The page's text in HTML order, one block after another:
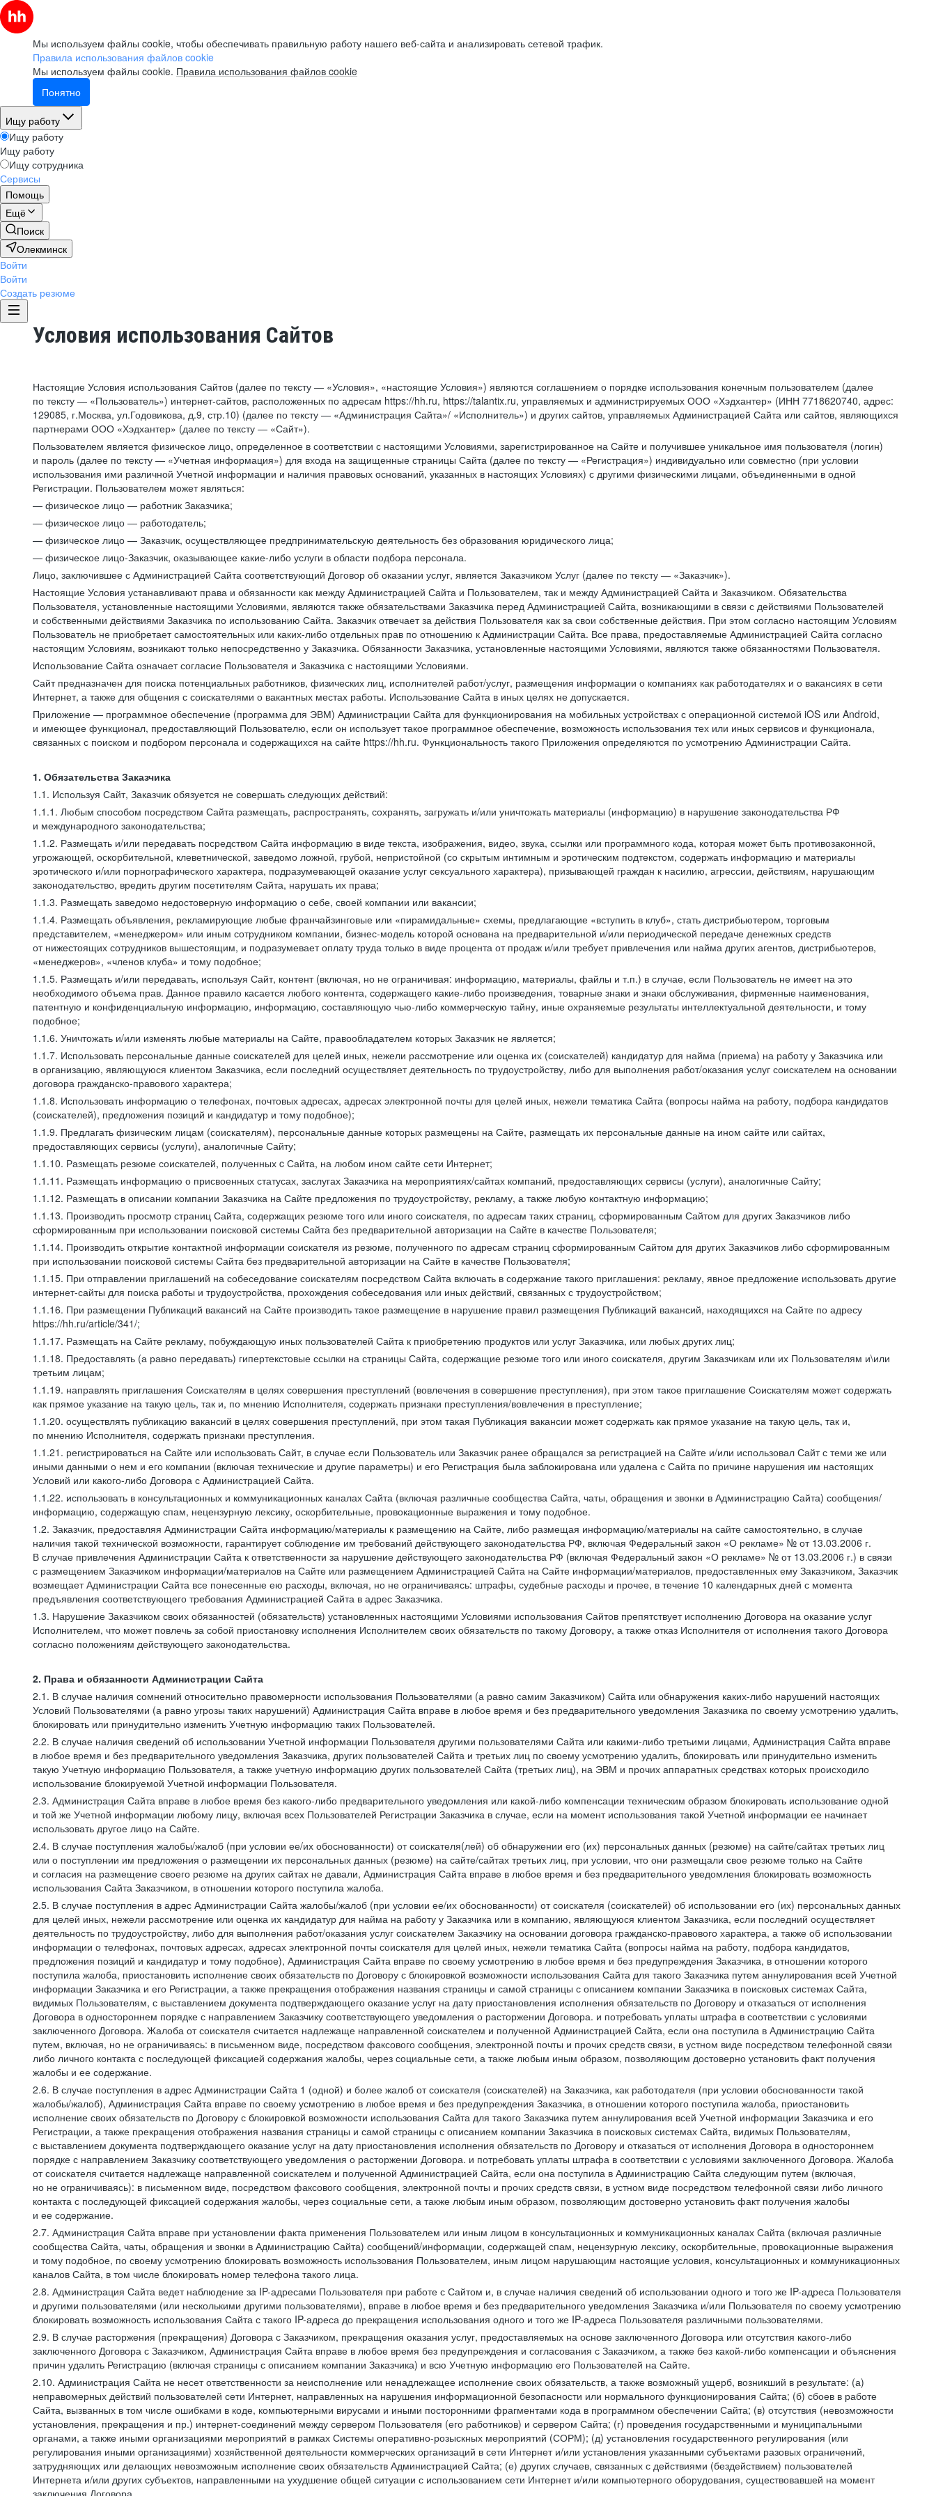
Мы используем файлы cookie, чтобы обеспечивать правильную работу нашего веб-сайта и анализировать сетевой трафик.
Правила использования файлов cookie
Мы используем файлы cookie. Правила использования файлов cookie
Понятно
Ищу работу
Ищу работу
Ищу работу
Ищу сотрудника
Сервисы
Помощь
Ещё
Поиск
Олекминск
Войти
Войти
Создать резюме
Условия использования Сайтов
Настоящие Условия использования Сайтов (далее по тексту — «Условия», «настоящие Условия») являются соглашением о порядке использования конечным пользователем (далее
по тексту — «Пользователь») интернет-сайтов, расположенных по адресам https://hh.ru, https://talantix.ru, управляемых и администрируемых ООО «Хэдхантер» (ИНН 7718620740, адрес:
129085, г.Москва, ул.Годовикова, д.9, стр.10) (далее по тексту — «Администрация Сайта»/ «Исполнитель») и других сайтов, управляемых Администрацией Сайта или сайтов, являющихся
партнерами ООО «Хэдхантер» (далее по тексту — «Сайт»).
Пользователем является физическое лицо, определенное в соответствии с настоящими Условиями, зарегистрированное на Сайте и получившее уникальное имя пользователя (логин)
и пароль (далее по тексту — «Учетная информация») для входа на защищенные страницы Сайта (далее по тексту — «Регистрация») индивидуально или совместно (при условии
использования ими различной Учетной информации и наличия правовых оснований, указанных в настоящих Условиях) с другими физическими лицами, объединенными в одной
Регистрации. Пользователем может являться:
— физическое лицо — работник Заказчика;
— физическое лицо — работодатель;
— физическое лицо — Заказчик, осуществляющее предпринимательскую деятельность без образования юридического лица;
— физическое лицо-Заказчик, оказывающее какие-либо услуги в области подбора персонала.
Лицо, заключившее с Администрацией Сайта соответствующий Договор об оказании услуг, является Заказчиком Услуг (далее по тексту — «Заказчик»).
Настоящие Условия устанавливают права и обязанности как между Администрацией Сайта и Пользователем, так и между Администрацией Сайта и Заказчиком. Обязательства
Пользователя, установленные настоящими Условиями, являются также обязательствами Заказчика перед Администрацией Сайта, возникающими в связи с действиями Пользователей
и собственными действиями Заказчика по использованию Сайта. Заказчик отвечает за действия Пользователя как за свои собственные действия. При этом согласно настоящим Условиям
Пользователь не приобретает самостоятельных или каких-либо отдельных прав по отношению к Администрации Сайта. Все права, предоставляемые Администрацией Сайта согласно
настоящим Условиям, возникают только непосредственно у Заказчика. Обязанности Заказчика, установленные настоящими Условиями, являются также обязанностями Пользователя.
Использование Сайта означает согласие Пользователя и Заказчика с настоящими Условиями.
Сайт предназначен для поиска потенциальных работников, физических лиц, исполнителей работ/услуг, размещения информации о компаниях как работодателях и о вакансиях в сети
Интернет, а также для общения с соискателями о вакантных местах работы. Использование Сайта в иных целях не допускается.
Приложение — программное обеспечение (программа для ЭВМ) Администрации Сайта для функционирования на мобильных устройствах с операционной системой iOS или Android,
и имеющее функционал, предоставляющий Пользователю, если он использует такое программное обеспечение, возможность использования тех или иных сервисов и функционала,
связанных с поиском и подбором персонала и содержащихся на сайте https://hh.ru. Функциональность такого Приложения определяются по усмотрению Администрации Сайта.
1. Обязательства Заказчика
1.1. Используя Сайт, Заказчик обязуется не совершать следующих действий:
1.1.1. Любым способом посредством Сайта размещать, распространять, сохранять, загружать и/или уничтожать материалы (информацию) в нарушение законодательства РФ
и международного законодательства;
1.1.2. Размещать и/или передавать посредством Сайта информацию в виде текста, изображения, видео, звука, ссылки или программного кода, которая может быть противозаконной,
угрожающей, оскорбительной, клеветнической, заведомо ложной, грубой, непристойной (со скрытым интимным и эротическим подтекстом, содержать информацию и материалы
эротического и/или порнографического характера, подразумевающей оказание услуг сексуального характера), призывающей граждан к насилию, агрессии, действиям, нарушающим
законодательство, вредить другим посетителям Сайта, нарушать их права;
1.1.3. Размещать заведомо недостоверную информацию о себе, своей компании или вакансии;
1.1.4. Размещать объявления, рекламирующие любые франчайзинговые или «пирамидальные» схемы, предлагающие «вступить в клуб», стать дистрибьютером, торговым
представителем, «менеджером» или иным сотрудником компании, бизнес-модель которой основана на предварительной и/или периодической передаче денежных средств
от нижестоящих сотрудников вышестоящим, и подразумевает оплату труда только в виде процента от продаж и/или требует привлечения или найма других агентов, дистрибьютеров,
«менеджеров», «членов клуба» и тому подобное;
1.1.5. Размещать и/или передавать, используя Сайт, контент (включая, но не ограничивая: информацию, материалы, файлы и т.п.) в случае, если Пользователь не имеет на это
необходимого объема прав. Данное правило касается любого контента, содержащего какие-либо произведения, товарные знаки и знаки обслуживания, фирменные наименования,
патентную и конфиденциальную информацию, информацию, составляющую чью-либо коммерческую тайну, иные охраняемые результаты интеллектуальной деятельности, и тому
подобное;
1.1.6. Уничтожать и/или изменять любые материалы на Сайте, правообладателем которых Заказчик не является;
1.1.7. Использовать персональные данные соискателей для целей иных, нежели рассмотрение или оценка их (соискателей) кандидатур для найма (приема) на работу у Заказчика или
в организацию, являющуюся клиентом Заказчика, если последний осуществляет деятельность по трудоустройству, либо для выполнения работ/оказания услуг соискателем на основании
договора гражданско-правового характера;
1.1.8. Использовать информацию о телефонах, почтовых адресах, адресах электронной почты для целей иных, нежели тематика Сайта (вопросы найма на работу, подбора кандидатов
(соискателей), предложения позиций и кандидатур и тому подобное);
1.1.9. Предлагать физическим лицам (соискателям), персональные данные которых размещены на Сайте, размещать их персональные данные на ином сайте или сайтах,
предоставляющих сервисы (услуги), аналогичные Сайту;
1.1.10. Размещать резюме соискателей, полученных c Сайта, на любом ином сайте сети Интернет;
1.1.11. Размещать информацию о присвоенных статусах, заслугах Заказчика на мероприятиях/сайтах компаний, предоставляющих сервисы (услуги), аналогичные Сайту;
1.1.12. Размещать в описании компании Заказчика на Сайте предложения по трудоустройству, рекламу, а также любую контактную информацию;
1.1.13. Производить просмотр страниц Сайта, содержащих резюме того или иного соискателя, по адресам таких страниц, сформированным Сайтом для других Заказчиков либо
сформированным при использовании поисковой системы Сайта без предварительной авторизации на Сайте в качестве Пользователя;
1.1.14. Производить открытие контактной информации соискателя из резюме, полученного по адресам страниц сформированным Сайтом для других Заказчиков либо сформированным
при использовании поисковой системы Сайта без предварительной авторизации на Сайте в качестве Пользователя;
1.1.15. При отправлении приглашений на собеседование соискателям посредством Сайта включать в содержание такого приглашения: рекламу, явное предложение использовать другие
интернет-сайты для поиска работы и трудоустройства, прохождения собеседования или иных действий, связанных с трудоустройством;
1.1.16. При размещении Публикаций вакансий на Сайте производить такое размещение в нарушение правил размещения Публикаций вакансий, находящихся на Сайте по адресу
https://hh.ru/article/341/;
1.1.17. Размещать на Сайте рекламу, побуждающую иных пользователей Сайта к приобретению продуктов или услуг Заказчика, или любых других лиц;
1.1.18. Предоставлять (а равно передавать) гипертекстовые ссылки на страницы Сайта, содержащие резюме того или иного соискателя, другим Заказчикам или их Пользователям и\или
третьим лицам;
1.1.19. направлять приглашения Соискателям в целях совершения преступлений (вовлечения в совершение преступления), при этом такое приглашение Соискателям может содержать
как прямое указание на такую цель, так и, по мнению Исполнителя, содержать признаки преступления/вовлечения в преступление;
1.1.20. осуществлять публикацию вакансий в целях совершения преступлений, при этом такая Публикация вакансии может содержать как прямое указание на такую цель, так и,
по мнению Исполнителя, содержать признаки преступления.
1.1.21. регистрироваться на Сайте или использовать Сайт, в случае если Пользователь или Заказчик ранее обращался за регистрацией на Сайте и/или использовал Сайт с теми же или
иными данными о нем и его компании (включая технические и другие параметры) и его Регистрация была заблокирована или удалена с Сайта по причине нарушения им настоящих
Условий или какого-либо Договора с Администрацией Сайта.
1.1.22. использовать в консультационных и коммуникационных каналах Сайта (включая различные сообщества Сайта, чаты, обращения и звонки в Администрацию Сайта) сообщения/
информацию, содержащую спам, нецензурную лексику, оскорбительные, провокационные выражения и тому подобное.
1.2. Заказчик, предоставляя Администрации Сайта информацию/материалы к размещению на Сайте, либо размещая информацию/материалы на сайте самостоятельно, в случае
наличия такой технической возможности, гарантирует соблюдение им требований действующего законодательства РФ, включая Федеральный закон «О рекламе» № от 13.03.2006 г.
В случае привлечения Администрации Сайта к ответственности за нарушение действующего законодательства РФ (включая Федеральный закон «О рекламе» № от 13.03.2006 г.) в связи
с размещением Заказчиком информации/материалов на Сайте или размещением Администрацией Сайта на Сайте информации/материалов, предоставленных ему Заказчиком, Заказчик
возмещает Администрации Сайта все понесенные ею расходы, включая, но не ограничиваясь: штрафы, судебные расходы и прочее, в течение 10 календарных дней с момента
предъявления соответствующего требования Администрацией Сайта в адрес Заказчика.
1.3. Нарушение Заказчиком своих обязанностей (обязательств) установленных настоящими Условиями использования Сайтов препятствует исполнению Договора на оказание услуг
Исполнителем, что может повлечь за собой приостановку исполнения Исполнителем своих обязательств по такому Договору, а также отказ Исполнителя от исполнения такого Договора
согласно положениям действующего законодательства.
2. Права и обязанности Администрации Сайта
2.1. В случае наличия сомнений относительно правомерности использования Пользователями (а равно самим Заказчиком) Сайта или обнаружения каких-либо нарушений настоящих
Условий Пользователями (а равно угрозы таких нарушений) Администрация Сайта вправе в любое время и без предварительного уведомления Заказчика по своему усмотрению удалить,
блокировать или принудительно изменить Учетную информацию таких Пользователей.
2.2. В случае наличия сведений об использовании Учетной информации Пользователя другими пользователями Сайта или какими-либо третьими лицами, Администрация Сайта вправе
в любое время и без предварительного уведомления Заказчика, других пользователей Сайта и третьих лиц по своему усмотрению удалить, блокировать или принудительно изменить
такую Учетную информацию Пользователя, а также учетную информацию других пользователей Сайта (третьих лиц), на ЭВМ и прочих аппаратных средствах которых происходило
использование блокируемой Учетной информации Пользователя.
2.3. Администрация Сайта вправе в любое время без какого-либо предварительного уведомления или какой-либо компенсации техническим образом блокировать использование одной
и той же Учетной информации любому лицу, включая всех Пользователей Регистрации Заказчика в случае, если на момент использования такой Учетной информации ее начинает
использовать другое лицо на Сайте.
2.4. В случае поступления жалобы/жалоб (при условии ее/их обоснованности) от соискателя(лей) об обнаружении его (их) персональных данных (резюме) на сайте/сайтах третьих лиц
или о поступлении им предложения о размещении их персональных данных (резюме) на сайте/сайтах третьих лиц, при условии, что они размещали свое резюме только на Сайте
и согласия на размещение своего резюме на других сайтах не давали, Администрация Сайта вправе в любое время и без предварительного уведомления блокировать возможность
использования Сайта Заказчиком, в отношении которого поступила жалоба.
2.5. В случае поступления в адрес Администрации Сайта жалобы/жалоб (при условии ее/их обоснованности) от соискателя (соискателей) об использовании его (их) персональных данных
для целей иных, нежели рассмотрение или оценка их кандидатур для найма на работу у Заказчика или в компанию, являющуюся клиентом Заказчика, если последний осуществляет
деятельность по трудоустройству, либо для выполнения работ/оказания услуг соискателем Заказчику на основании договора гражданско-правового характера, а также об использовании
информации о телефонах, почтовых адресах, адресах электронной почты соискателя для целей иных, нежели тематика Сайта (вопросы найма на работу, подбора кандидатов,
предложения позиций и кандидатур и тому подобное), Администрация Сайта вправе по своему усмотрению в любое время и без предупреждения Заказчика, в отношении которого
поступила жалоба, приостановить исполнение своих обязательств по Договору с блокировкой возможности использования Сайта для такого Заказчика путем аннулирования всей Учетной
информации Заказчика и его Регистрации, а также прекращения отображения названия страницы и самой страницы с описанием компании Заказчика в поисковых системах Сайта,
видимых Пользователям, с выставлением документа подтверждающего оказание услуг на дату приостановления исполнения обязательств по Договору и отказаться от исполнения
Договора в одностороннем порядке с направлением Заказчику соответствующего уведомления о расторжении Договора. и потребовать уплаты штрафа в соответствии с условиями
заключенного Договора. Жалоба от соискателя считается надлежаще направленной соискателем и полученной Администрацией Сайта, если она поступила в Администрацию Сайта
путем, включая, но не ограничиваясь: в письменном виде, посредством факсового сообщения, электронной почты и прочих средств связи, в устном виде посредством телефонной связи
либо личного контакта с последующей фиксацией содержания жалобы, через социальные сети, а также любым иным образом, позволяющим достоверно установить факт получения
жалобы и ее содержание.
2.6. В случае поступления в адрес Администрации Сайта 1 (одной) и более жалоб от соискателя (соискателей) на Заказчика, как работодателя (при условии обоснованности такой
жалобы/жалоб), Администрация Сайта вправе по своему усмотрению в любое время и без предупреждения Заказчика, в отношении которого поступила жалоба, приостановить
исполнение своих обязательств по Договору с блокировкой возможности использования Сайта для такого Заказчика путем аннулирования всей Учетной информации Заказчика и его
Регистрации, а также прекращения отображения названия страницы и самой страницы с описанием компании Заказчика в поисковых системах Сайта, видимых Пользователям,
с выставлением документа подтверждающего оказание услуг на дату приостановления исполнения обязательств по Договору и отказаться от исполнения Договора в одностороннем
порядке с направлением Заказчику соответствующего уведомления о расторжении Договора. и потребовать уплаты штрафа в соответствии с условиями заключенного Договора. Жалоба
от соискателя считается надлежаще направленной соискателем и полученной Администрацией Сайта, если она поступила в Администрацию Сайта следующим путем (включая,
но не ограничиваясь): в письменном виде, посредством факсового сообщения, электронной почты и прочих средств связи, в устном виде посредством телефонной связи либо личного
контакта с последующей фиксацией содержания жалобы, через социальные сети, а также любым иным образом, позволяющим достоверно установить факт получения жалобы
и ее содержание.
2.7. Администрация Сайта вправе при установлении факта применения Пользователем или иным лицом в консультационных и коммуникационных каналах Сайта (включая различные
сообщества Сайта, чаты, обращения и звонки в Администрацию Сайта) сообщений/информации, содержащей спам, нецензурную лексику, оскорбительные, провокационные выражения
и тому подобное, по своему усмотрению блокировать возможность использования Пользователем, иным лицом нарушающим настоящие условия, консультационных и коммуникационных
каналов Сайта, в том числе блокировать номер телефона такого лица.
2.8. Администрация Сайта ведет наблюдение за IP-адресами Пользователя при работе с Сайтом и, в случае наличия сведений об использовании одного и того же IP-адреса Пользователя
и другими пользователями (или несколькими другими пользователями), вправе в любое время и без предварительного уведомления Заказчика и/или Пользователя по своему усмотрению
блокировать возможность использования Сайта с такого IP-адреса до прекращения использования одного и того же IP-адреса Пользователя различными пользователями.
2.9. В случае расторжения (прекращения) Договора с Заказчиком, прекращения оказания услуг, предоставляемых на основе заключенного Договора или отсутствия какого-либо
заключенного Договора с Заказчиком, Администрация Сайта вправе в любое время без предупреждения и согласования с Заказчиком, а также без какой-либо компенсации и объяснения
причин удалить Регистрацию (включая страницы с описанием компании Заказчика) и всю Учетную информацию его Пользователей на Сайте.
2.10. Администрация Сайта не несет ответственности за неисполнение или ненадлежащее исполнение своих обязательств, а также возможный ущерб, возникший в результате: (а)
неправомерных действий пользователей сети Интернет, направленных на нарушения информационной безопасности или нормального функционирования Сайта; (б) сбоев в работе
Сайта, вызванных в том числе ошибками в коде, компьютерными вирусами и иными посторонними фрагментами кода в программном обеспечении Сайта; (в) отсутствия (невозможности
установления, прекращения и пр.) интернет-соединений между сервером Пользователя (его работников) и сервером Сайта; (г) проведения государственными и муниципальными
органами, а также иными организациями мероприятий в рамках Системы оперативно-розыскных мероприятий (СОРМ); (д) установления государственного регулирования (или
регулирования иными организациями) хозяйственной деятельности коммерческих организаций в сети Интернет и/или установления указанными субъектами разовых ограничений,
затрудняющих или делающих невозможным исполнение своих обязательств Администрацией Сайта; (е) других случаев, связанных с действиями (бездействием) пользователей
Интернета и/или других субъектов, направленными на ухудшение общей ситуации с использованием сети Интернет и/или компьютерного оборудования, существовавшей на момент
заключения Договора.